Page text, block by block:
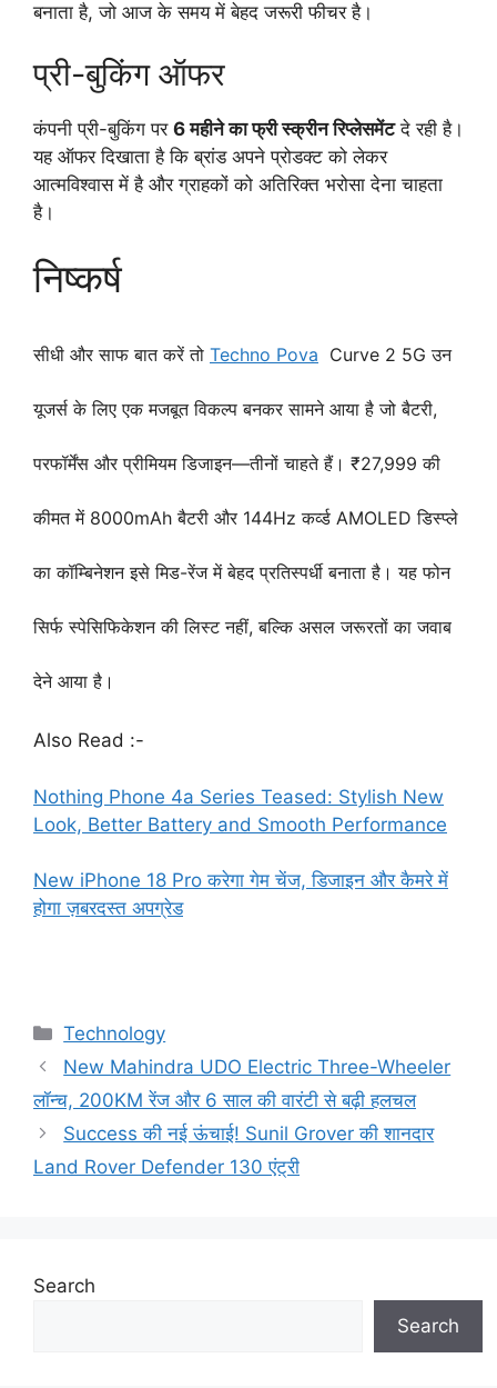
बनाता है, जो आज के समय में बेहद जरूरी फीचर है।
प्री-बुकिंग ऑफर
कंपनी प्री-बुकिंग पर 6 महीने का फ्री स्क्रीन रिप्लेसमेंटदे रही है।
यह ऑफर दिखाता है कि ब्रांड अपने प्रोडक्ट को लेकर
आत्मविश्वास में है और ग्राहकों को अतिरिक्त भरोसा देना चाहता
है।
निष्कर्ष
सीधी और साफ बात करें तो Techno Pova Curve 2 5G उन
यूजर्स के लिए एक मजबूत विकल्प बनकर सामने आया है जो बैटरी,
परफॉर्मेंस और प्रीमियम डिजाइन—तीनों चाहते हैं। ₹27,999 की
कीमत में 8000mAh बैटरी और 144Hz कर्व्ड AMOLED डिस्प्ले
का कॉम्बिनेशन इसे मिड-रेंज में बेहद प्रतिस्पर्धी बनाता है। यह फोन
सिर्फ स्पेसिफिकेशन की लिस्ट नहीं, बल्कि असल जरूरतों का जवाब
देने आया है।
Also Read :-
Nothing Phone 4a Series Teased: Stylish New
Look, Better Battery and Smooth Performance
New iPhone 18 Pro करेगा गेम चेंज, डिजाइन और कैमरे में
होगा ज़बरदस्त अपग्रेड
Categories
Technology
New Mahindra UDO Electric Three-Wheeler
लॉन्च, 200KM रेंज और 6 साल की वारंटी से बढ़ी हलचल
Success की नई ऊंचाई! Sunil Grover की शानदार
Land Rover Defender 130 एंट्री
Search
Search